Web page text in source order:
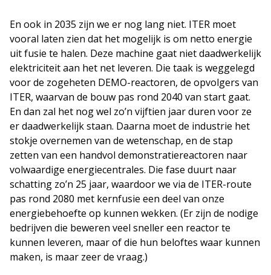
En ook in 2035 zijn we er nog lang niet. ITER moet
vooral laten zien dat het mogelijk is om netto energie
uit fusie te halen. Deze machine gaat niet daadwerkelijk
elektriciteit aan het net leveren. Die taak is weggelegd
voor de zogeheten DEMO-reactoren, de opvolgers van
ITER, waarvan de bouw pas rond 2040 van start gaat.
En dan zal het nog wel zo’n vijftien jaar duren voor ze
er daadwerkelijk staan. Daarna moet de industrie het
stokje overnemen van de wetenschap, en de stap
zetten van een handvol demonstratiereactoren naar
volwaardige energiecentrales. Die fase duurt naar
schatting zo’n 25 jaar, waardoor we via de ITER-route
pas rond 2080 met kernfusie een deel van onze
energiebehoefte op kunnen wekken. (Er zijn de nodige
bedrijven die beweren veel sneller een reactor te
kunnen leveren, maar of die hun beloftes waar kunnen
maken, is maar zeer de vraag.)